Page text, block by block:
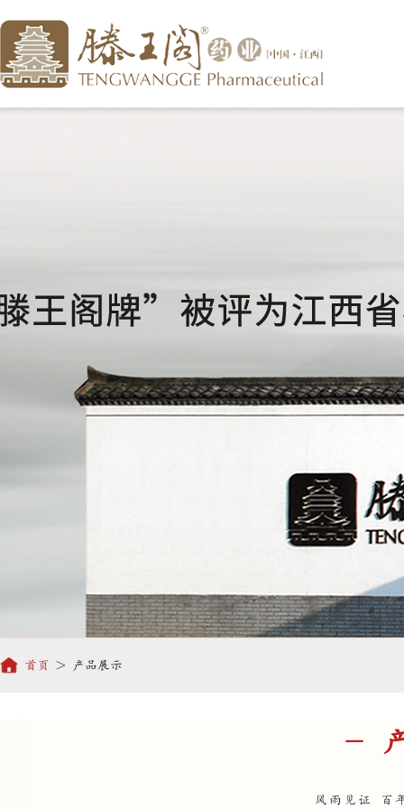
首页 > 产品展示
-
风雨见证 百